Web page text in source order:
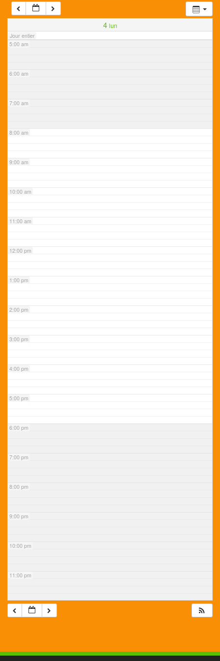
4 lun
Jour entier
4:00 am
5:00 am
6:00 am
7:00 am
8:00 am
9:00 am
10:00 am
11:00 am
12:00 pm
1:00 pm
2:00 pm
3:00 pm
4:00 pm
5:00 pm
6:00 pm
7:00 pm
8:00 pm
9:00 pm
10:00 pm
11:00 pm